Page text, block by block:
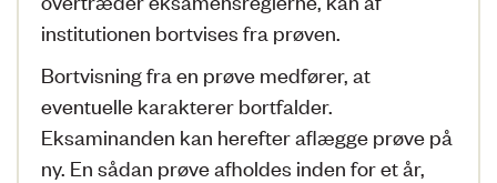
institutionen bortvises fra prøven.
Bortvisning fra en prøve medfører, at
eventuelle karakterer bortfalder.
Eksaminanden kan herefter aflægge prøve på
ny. En sådan prøve afholdes inden for et år,